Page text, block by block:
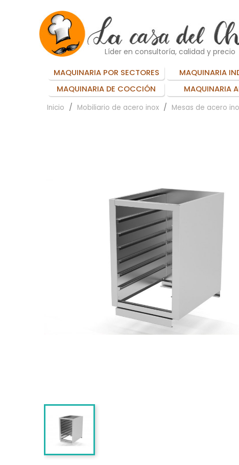
Líder en consultoría, calidad y precio
MAQUINARIA POR SECTORES MAQUINARIA
MAQUINARIA DE COCCIÓN
MAQUINARIA
Inicio Mobiliario de acero inox Mesas de acero